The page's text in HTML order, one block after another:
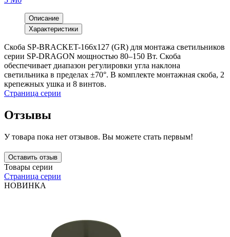
Описание
Характеристики
Скоба SP-BRACKET-166x127 (GR) для монтажа светильников
серии SP-DRAGON мощностью 80–150 Вт. Скоба
обеспечивает диапазон регулировки угла наклона
светильника в пределах ±70°. В комплекте монтажная скоба, 2
крепежных ушка и 8 винтов.
Страница серии
Отзывы
У товара пока нет отзывов. Вы можете стать первым!
Оставить отзыв
Товары серии
Страница серии
НОВИНКА